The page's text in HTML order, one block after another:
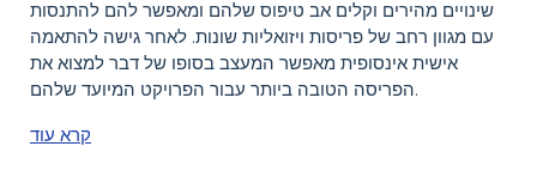
שינויים מהירים וקלים אב טיפוס שלהם ומאפשר להם להתנסות
עם מגוון רחב של פריסות ויזואליות שונות. לאחר גישה להתאמה
אישית אינסופית מאפשר המעצב בסופו של דבר למצוא את
הפריסה הטובה ביותר עבור הפרויקט המיועד שלהם.
קרא עוד